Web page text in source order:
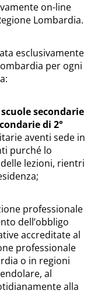
on-line
Lombardia.
esclusivamente
per ogni
scuole secondarie
di 2°
aventi sede in
purché lo
lezioni, rientri
professionale
dell’obbligo
accreditate al
professionale
o in regioni
al
alla